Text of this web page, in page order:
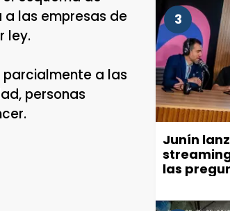
las empresas de
ley.
a las
personas
3
Junín
las